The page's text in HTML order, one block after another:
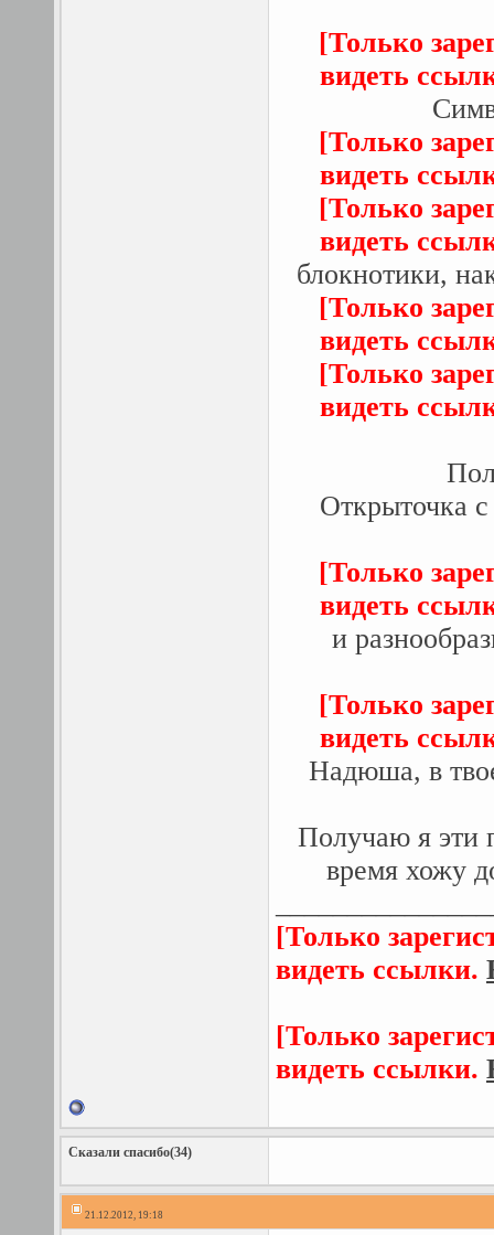
[Только
видеть
[Только
видеть
[Только
видеть
блокнотики,
[Только
видеть
[Только
видеть
Открыточка
[Только
видеть
и
[Только
видеть
Надюша, в
Получаю я эти
время хожу
[Только
видеть ссылки.
[Только
видеть ссылки.
Сказали спасибо(34)
21.12.2012, 19:18